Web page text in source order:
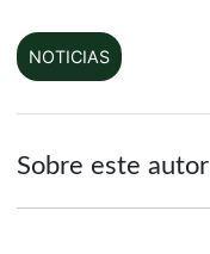
NOTICIAS
Sobre este autor